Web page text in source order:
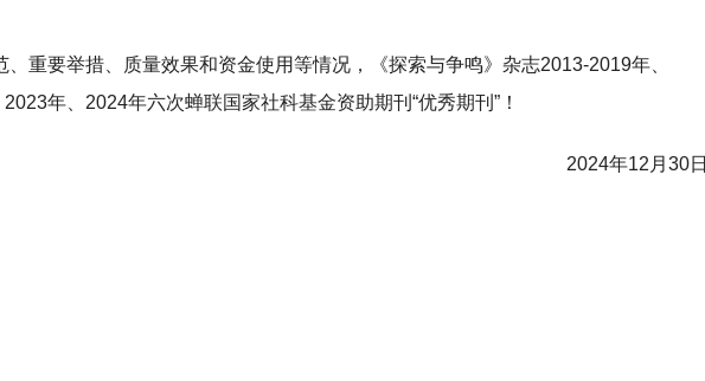
要举措、质量效果和资金使用等情况，《探索与争鸣》杂志2013-2019年、
年、2024年六次蝉联国家社科基金资助期刊“优秀期刊”！
2024年12月30日